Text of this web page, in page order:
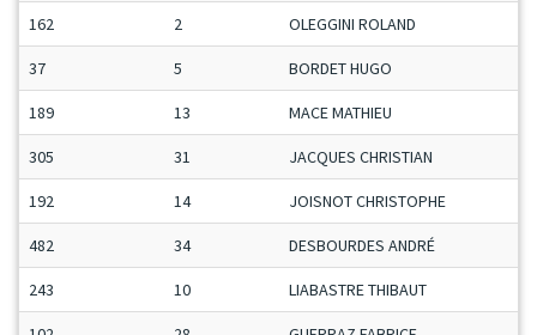
162 2 OLEGGINI ROLAND
37 5 BORDET HUGO
189 13 MACE MATHIEU
305 31 JACQUES CHRISTIAN
192 14 JOISNOT CHRISTOPHE
482 34 DESBOURDES ANDRÉ
243 10 LIABASTRE THIBAUT